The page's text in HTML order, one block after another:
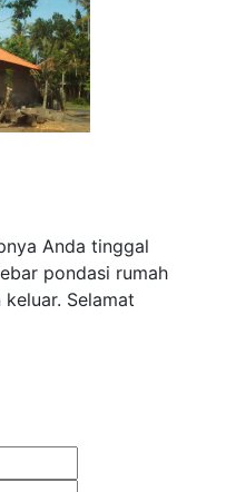
Anda tinggal
pondasi rumah
Selamat